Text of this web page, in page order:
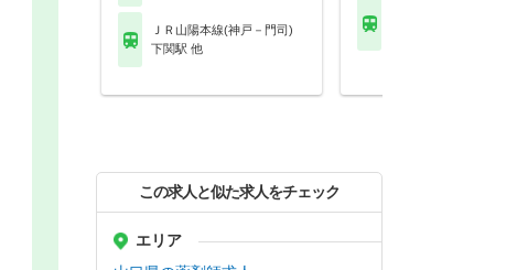
ＪＲ山陽本線(神戸－門司)
下関駅 他
この求人と似た求人をチェック
エリア